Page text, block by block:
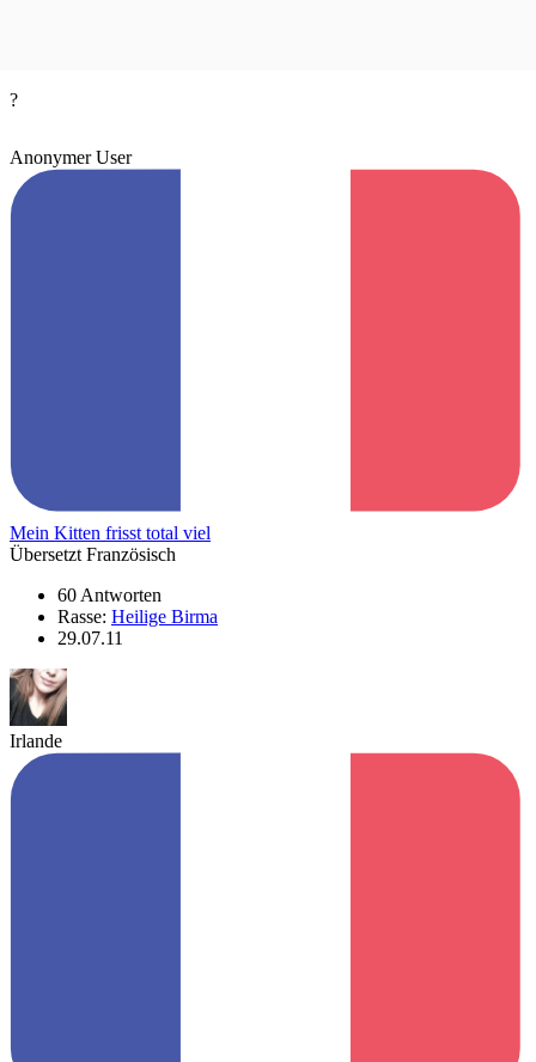
?
Anonymer User
Mein Kitten frisst total viel
Übersetzt Französisch
60 Antworten
Rasse: Heilige Birma
29.07.11
Irlande